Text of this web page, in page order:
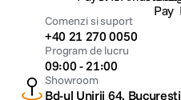
Comenzi si suport
+40 21 270 0050
Program de lucru
09:00 - 21:00
Showroom
Bd-ul Unirii 64, Bucuresti